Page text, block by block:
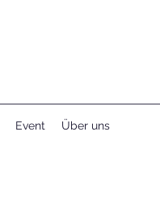
Event Über uns